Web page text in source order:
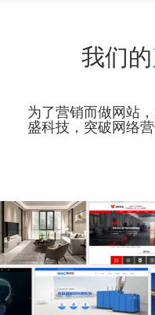
我们的
为了营销而做网站
盛科技，突破网络